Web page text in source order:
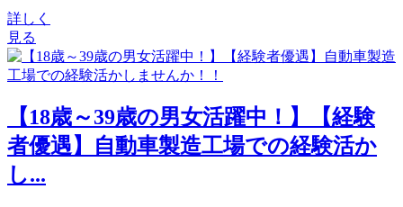
詳しく
見る
【18歳～39歳の男女活躍中！】【経験
者優遇】自動車製造工場での経験活か
し...